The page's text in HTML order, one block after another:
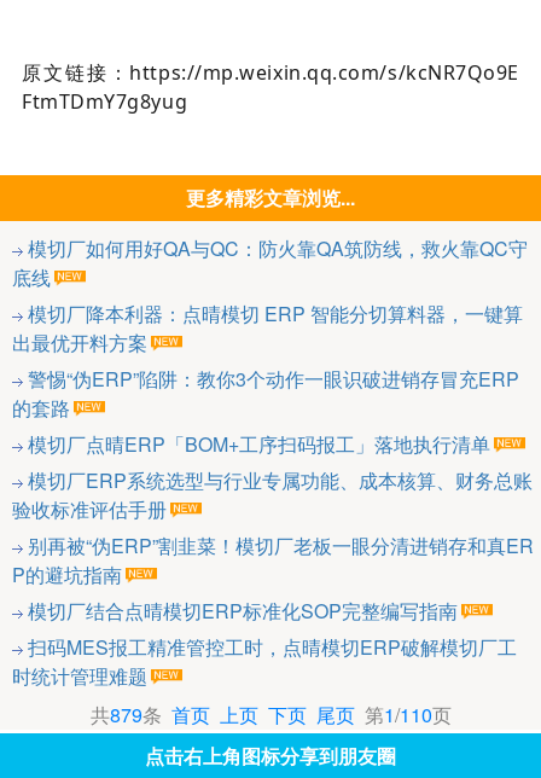
原文链接：https://mp.weixin.qq.com/s/kcNR7Qo9E
FtmTDmY7g8yug
更多精彩文章浏览...
模切厂如何用好QA与QC：防火靠QA筑防线，救火靠QC守
底线
模切厂降本利器：点晴模切 ERP 智能分切算料器，一键算
出最优开料方案
警惕“伪ERP”陷阱：教你3个动作一眼识破进销存冒充ERP
的套路
模切厂点晴ERP「BOM+工序扫码报工」落地执行清单
模切厂ERP系统选型与行业专属功能、成本核算、财务总账
验收标准评估手册
别再被“伪ERP”割韭菜！模切厂老板一眼分清进销存和真ER
P的避坑指南
模切厂结合点晴模切ERP标准化SOP完整编写指南
扫码MES报工精准管控工时，点晴模切ERP破解模切厂工
时统计管理难题
共879条 首页 上页 下页 尾页第1/110页
点击右上角图标分享到朋友圈